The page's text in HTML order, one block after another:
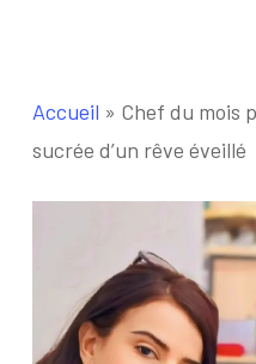
Accueil » Chef du mois
sucrée d’un rêve éveillé